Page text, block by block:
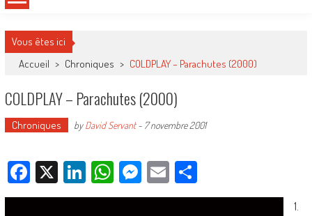
Vous êtes ici
Accueil > Chroniques > COLDPLAY – Parachutes (2000)
COLDPLAY – Parachutes (2000)
Chroniques byDavid Servant- 7 novembre 2001
Facebook
X LinkedIn
WhatsApp
Messenger
EmailPartager
1.